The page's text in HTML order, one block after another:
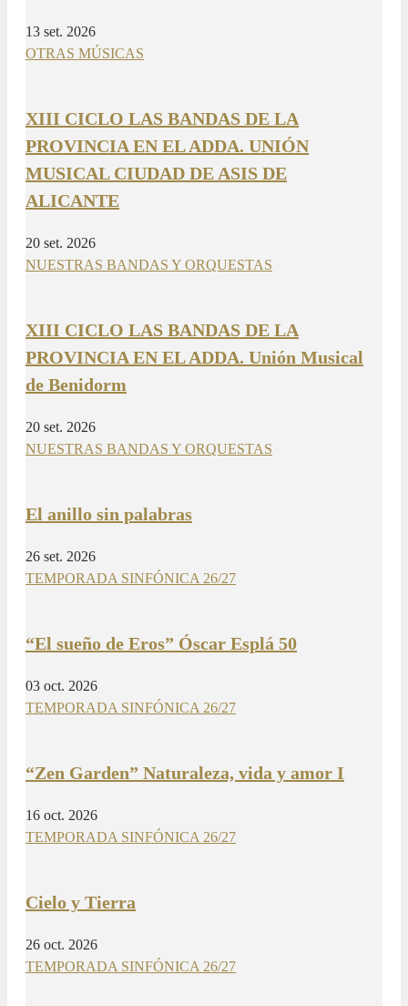
13 set. 2026
OTRAS MÚSICAS
XIII CICLO LAS BANDAS DE LA
PROVINCIA EN EL ADDA. UNIÓN
MUSICAL CIUDAD DE ASIS DE
ALICANTE
20 set. 2026
NUESTRAS BANDAS Y ORQUESTAS
XIII CICLO LAS BANDAS DE LA
PROVINCIA EN EL ADDA. Unión Musical
de Benidorm
20 set. 2026
NUESTRAS BANDAS Y ORQUESTAS
El anillo sin palabras
26 set. 2026
TEMPORADA SINFÓNICA 26/27
“El sueño de Eros” Óscar Esplá 50
03 oct. 2026
TEMPORADA SINFÓNICA 26/27
“Zen Garden” Naturaleza, vida y amor I
16 oct. 2026
TEMPORADA SINFÓNICA 26/27
Cielo y Tierra
26 oct. 2026
TEMPORADA SINFÓNICA 26/27